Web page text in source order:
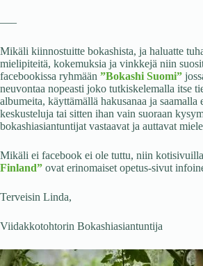
—–
Mikäli kiinnostuitte bokashista, ja haluatte
mielipiteitä, kokemuksia ja vinkkejä niin
facebookissa ryhmään ”Bokashi Suomi”
neuvontaa nopeasti joko tutkiskelemalla itse
albumeita, käyttämällä hakusanaa ja saamalla
keskusteluja tai sitten ihan vain suoraan
bokashiasiantuntijat vastaavat ja auttavat
Mikäli ei facebook ei ole tuttu, niin kotisivuilla
Finland” ovat erinomaiset opetus-sivut
Terveisin Linda,
Viidakkotohtorin Bokashiasiantuntija